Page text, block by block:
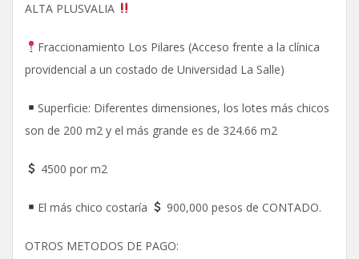
ALTA PLUSVALIA
Fraccionamiento Los Pilares (Acceso frente a la clínica
providencial a un costado de Universidad La Salle)
Superficie: Diferentes dimensiones, los lotes más chicos
son de 200 m2 y el más grande es de 324.66 m2
4500 por m2
El más chico costaría 900,000 pesos de CONTADO.
OTROS METODOS DE PAGO: